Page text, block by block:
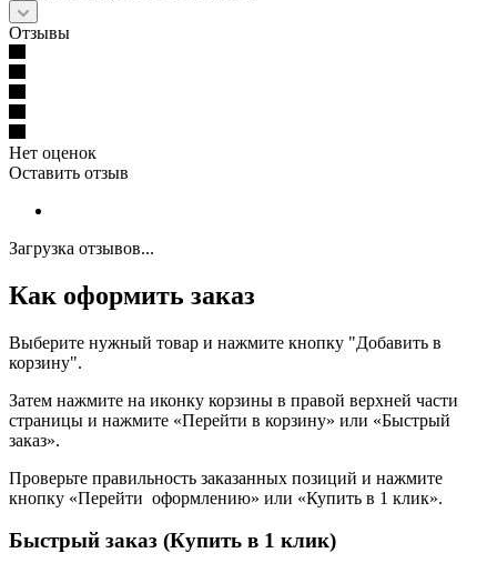
Отзывы
Нет оценок
Оставить отзыв
Загрузка отзывов...
Как оформить заказ
Выберите нужный товар и нажмите кнопку "Добавить в
корзину".
Затем нажмите на иконку корзины в правой верхней части
страницы и нажмите «Перейти в корзину» или «Быстрый
заказ».
Проверьте правильность заказанных позиций и нажмите
кнопку «Перейти оформлению» или «Купить в 1 клик».
Быстрый заказ (Купить в 1 клик)